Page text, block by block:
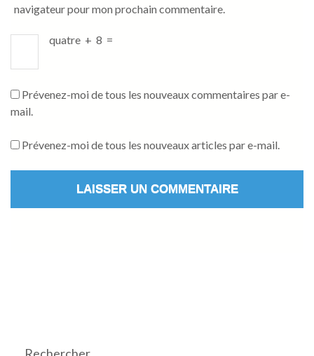
navigateur pour mon prochain commentaire.
quatre + 8 =
Prévenez-moi de tous les nouveaux commentaires par e-
mail.
Prévenez-moi de tous les nouveaux articles par e-mail.